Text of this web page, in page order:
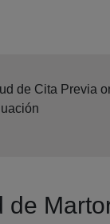
de Cita Previa